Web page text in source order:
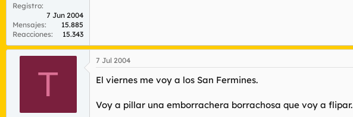
Registro
7 Jun 2004
Mensajes
15.885
Reacciones
15.343
T
7 Jul 2004
El viernes me voy a los San Fermines.
Voy a pillar una emborrachera borrachosa que voy a flipar.